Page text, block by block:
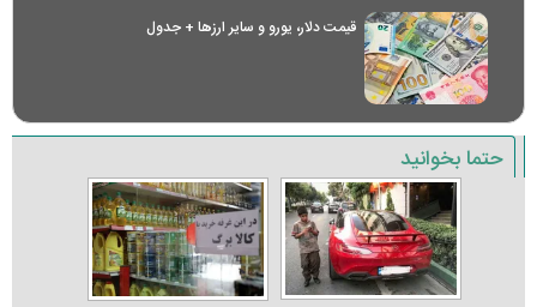
قیمت دلار، یورو و سایر ارز‌ها + جدول
حتما بخوانید